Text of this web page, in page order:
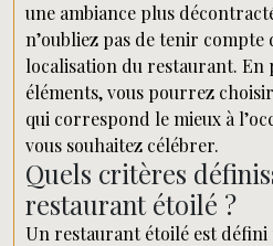
une ambiance plus
n’oubliez pas de tenir compte
localisation du restaurant. En
éléments, vous pourrez
qui correspond le mieux à
vous souhaitez célébrer.
Quels critères
restaurant étoilé ?
Un restaurant étoilé est